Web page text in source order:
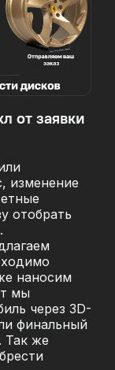
от заявки
изменение
отобрать
наносим
мы
через 3D-
финальный
Так же